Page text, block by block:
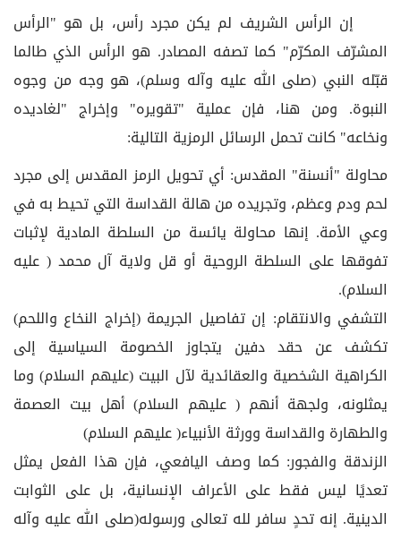
إن الرأس الشريف لم يكن مجرد رأس، بل هو "الرأس
المشرّف المكرّم" كما تصفه المصادر. هو الرأس الذي طالما
قبّله النبي (صلى الله عليه وآله وسلم)، هو وجه من وجوه
النبوة. ومن هنا، فإن عملية "تقويره" وإخراج "لغاديده
ونخاعه" كانت تحمل الرسائل الرمزية التالية:
محاولة "أنسنة" المقدس: أي تحويل الرمز المقدس إلى مجرد
لحم ودم وعظم، وتجريده من هالة القداسة التي تحيط به في
وعي الأمة. إنها محاولة يائسة من السلطة المادية لإثبات
تفوقها على السلطة الروحية أو قل ولاية آل محمد ( عليه
السلام).
التشفي والانتقام: إن تفاصيل الجريمة (إخراج النخاع واللحم)
تكشف عن حقد دفين يتجاوز الخصومة السياسية إلى
الكراهية الشخصية والعقائدية لآل البيت (عليهم السلام) وما
يمثلونه، ولجهة أنهم ( عليهم السلام) أهل بيت العصمة
والطهارة والقداسة وورثة الأنبياء( عليهم السلام)
الزندقة والفجور: كما وصف اليافعي، فإن هذا الفعل يمثل
تعديًا ليس فقط على الأعراف الإنسانية، بل على الثوابت
الدينية. إنه تحدٍ سافر لله تعالى ورسوله(صلى الله عليه وآله